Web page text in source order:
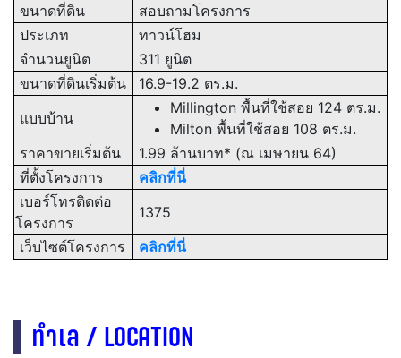
ขนาดที่ดิน
สอบถามโครงการ
ประเภท
ทาวน์โฮม
จำนวนยูนิต
311 ยูนิต
ขนาดที่ดินเริ่มต้น
16.9-19.2 ตร.ม.
แบบบ้าน
Millington พื้นที่ใช้สอย 124 ตร.ม.
Milton พื้นที่ใช้สอย 108 ตร.ม.
ราคาขายเริ่มต้น
1.99 ล้านบาท* (ณ เมษายน 64)
ที่ตั้งโครงการ
คลิกที่นี่
เบอร์โทรติดต่อ
โครงการ
1375
เว็บไซต์โครงการ
คลิกที่นี่
ทำเล / LOCATION